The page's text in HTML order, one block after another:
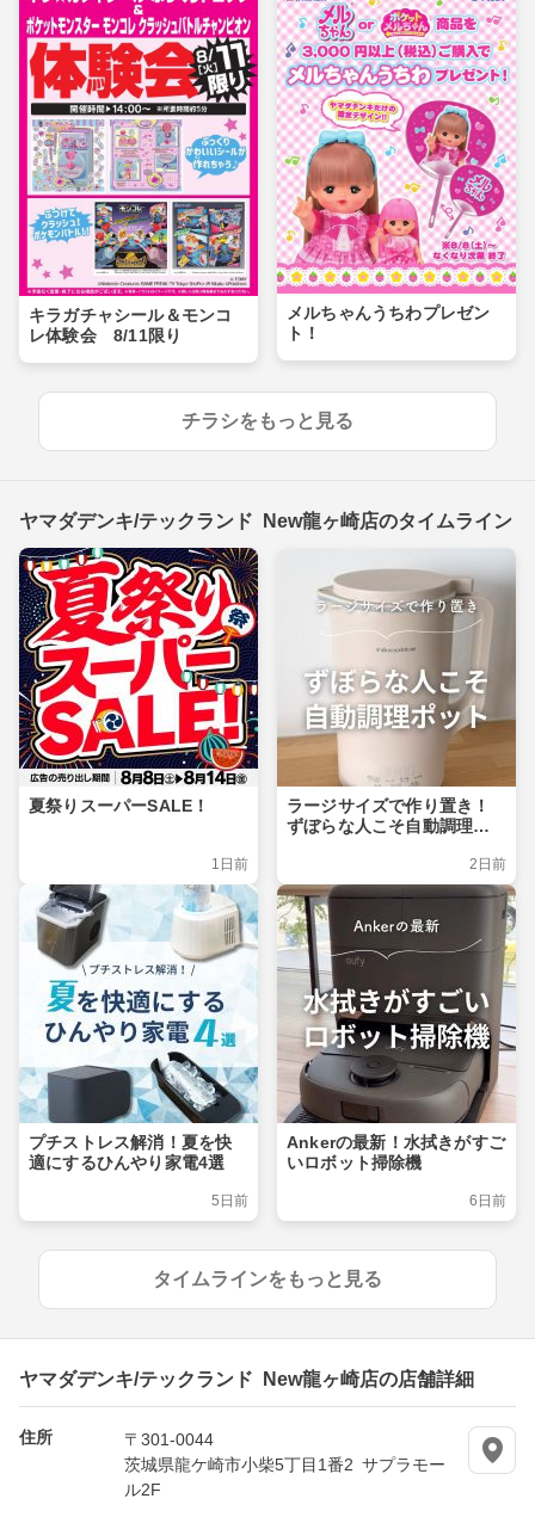
キラガチャシール＆モンコ
レ体験会 8/11限り
メルちゃんうちわプレゼン
ト！
チラシをもっと見る
ヤマダデンキ/テックランド New龍ヶ崎店のタイムライン
夏祭りスーパーSALE！
1日前
ラージサイズで作り置き！
ずぼらな人こそ自動調理ポ
2日前
プチストレス解消！夏を快
適にするひんやり家電4選
5日前
Ankerの最新！水拭きがすご
いロボット掃除機
6日前
タイムラインをもっと見る
ヤマダデンキ/テックランド New龍ヶ崎店の店舗詳細
住所
〒301-0044
茨城県龍ケ崎市小柴5丁目1番2 サプラモー
ル2F